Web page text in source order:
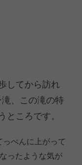
してから訪れ
、この滝の特
ところです。
ぺんに上がって
ったような気が